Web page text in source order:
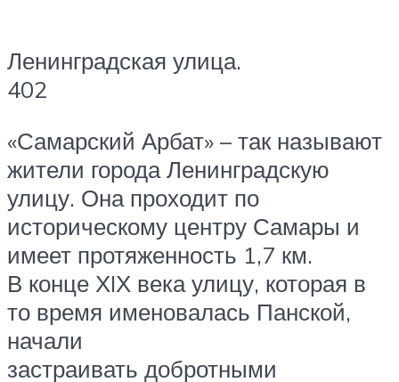
Ленинградская улица.
402
«Самарский Арбат» – так называют
жители города Ленинградскую
улицу. Она проходит по
историческому центру Самары и
имеет протяженность 1,7 км.
В конце ХIХ века улицу, которая в
то время именовалась Панской,
начали
застраивать добротными